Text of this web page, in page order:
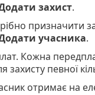
захист.
призначити
учасника.
Кожна
певної
отримає на